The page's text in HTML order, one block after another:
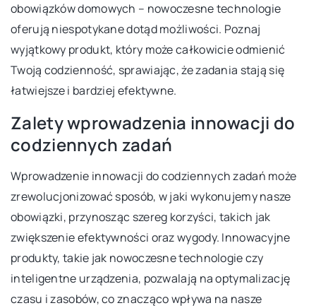
obowiązków domowych – nowoczesne technologie
oferują niespotykane dotąd możliwości. Poznaj
wyjątkowy produkt, który może całkowicie odmienić
Twoją codzienność, sprawiając, że zadania stają się
łatwiejsze i bardziej efektywne.
Zalety wprowadzenia innowacji do
codziennych zadań
Wprowadzenie innowacji do codziennych zadań może
zrewolucjonizować sposób, w jaki wykonujemy nasze
obowiązki, przynosząc szereg korzyści, takich jak
zwiększenie efektywności oraz wygody. Innowacyjne
produkty, takie jak nowoczesne technologie czy
inteligentne urządzenia, pozwalają na optymalizację
czasu i zasobów, co znacząco wpływa na nasze